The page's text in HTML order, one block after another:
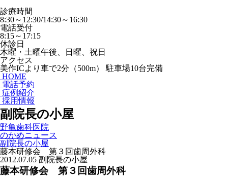
診療時間
8:30～12:30/14:30～16:30
電話受付
8:15～17:15
休診日
木曜・土曜午後、日曜、祝日
アクセス
美作ICより車で2分（500m） 駐車場10台完備
HOME
電話予約
症例紹介
採用情報
副院長の小屋
野亀歯科医院
のかめニュース
副院長の小屋
藤本研修会 第３回歯周外科
2012.07.05 副院長の小屋
藤本研修会 第３回歯周外科